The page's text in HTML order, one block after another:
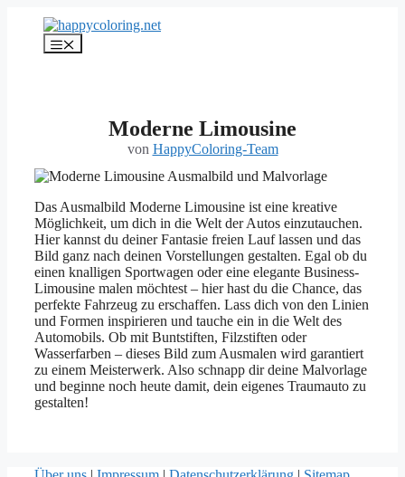
springen
Menü
Moderne Limousine
von HappyColoring-Team
Das Ausmalbild Moderne Limousine ist eine kreative
Möglichkeit, um dich in die Welt der Autos einzutauchen.
Hier kannst du deiner Fantasie freien Lauf lassen und das
Bild ganz nach deinen Vorstellungen gestalten. Egal ob du
einen knalligen Sportwagen oder eine elegante Business-
Limousine malen möchtest – hier hast du die Chance, das
perfekte Fahrzeug zu erschaffen. Lass dich von den Linien
und Formen inspirieren und tauche ein in die Welt des
Automobils. Ob mit Buntstiften, Filzstiften oder
Wasserfarben – dieses Bild zum Ausmalen wird garantiert
zu einem Meisterwerk. Also schnapp dir deine Malvorlage
und beginne noch heute damit, dein eigenes Traumauto zu
gestalten!